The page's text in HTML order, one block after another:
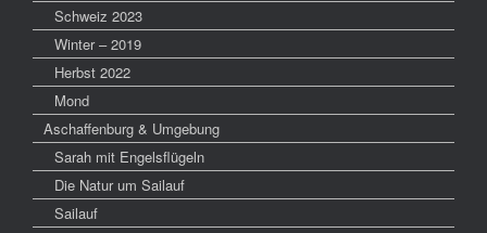
Schweiz 2023
Winter – 2019
Herbst 2022
Mond
Aschaffenburg & Umgebung
Sarah mit Engelsflügeln
Die Natur um Sailauf
Sailauf